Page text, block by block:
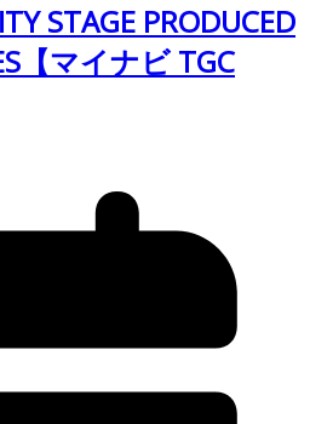
STAGE PRODUCED
【マイナビ TGC